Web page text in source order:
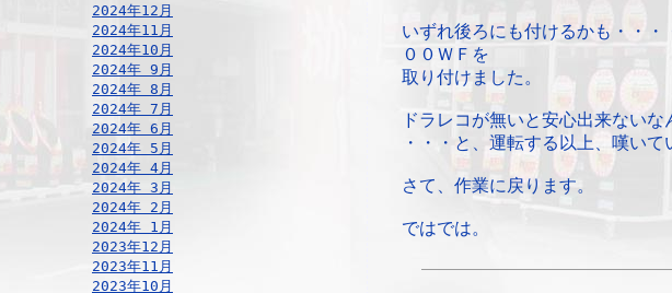
2024年12月
2024年11月
2024年10月
2024年 9月
2024年 8月
2024年 7月
2024年 6月
2024年 5月
2024年 4月
2024年 3月
2024年 2月
2024年 1月
2023年12月
2023年11月
2023年10月
いずれ後ろにも付けるかも・・
００ＷＦを
取り付けました。
ドラレコが無いと安心出来ない
・・・と、運転する以上、嘆い
さて、作業に戻ります。
ではでは。